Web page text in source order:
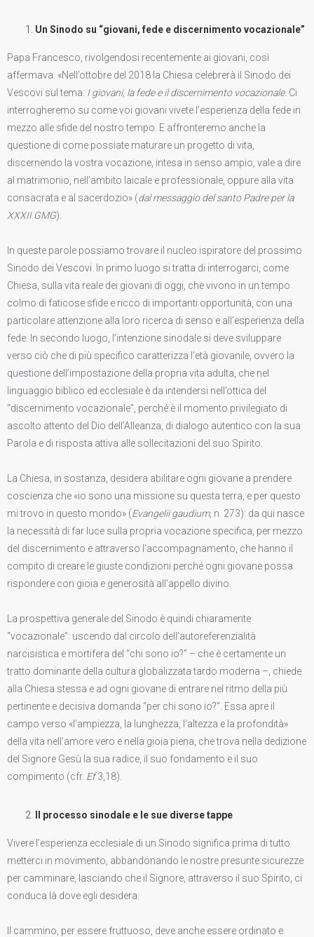
Un Sinodo su “giovani, fede e discernimento vocazionale”
Papa Francesco, rivolgendosi recentemente ai giovani, così
affermava: «Nell’ottobre del 2018 la Chiesa celebrerà il Sinodo dei
Vescovi sul tema: I giovani, la fede e il discernimento vocazionale. Ci
interrogheremo su come voi giovani vivete l’esperienza della fede in
mezzo alle sfide del nostro tempo. E affronteremo anche la
questione di come possiate maturare un progetto di vita,
discernendo la vostra vocazione, intesa in senso ampio, vale a dire
al matrimonio, nell’ambito laicale e professionale, oppure alla vita
consacrata e al sacerdozio» (dal messaggio del santo Padre per la
XXXII GMG).
In queste parole possiamo trovare il nucleo ispiratore del prossimo
Sinodo dei Vescovi. In primo luogo si tratta di interrogarci, come
Chiesa, sulla vita reale dei giovani di oggi, che vivono in un tempo
colmo di faticose sfide e ricco di importanti opportunità, con una
particolare attenzione alla loro ricerca di senso e all’esperienza della
fede. In secondo luogo, l’intenzione sinodale si deve sviluppare
verso ciò che di più specifico caratterizza l’età giovanile, ovvero la
questione dell’impostazione della propria vita adulta, che nel
linguaggio biblico ed ecclesiale è da intendersi nell’ottica del
“discernimento vocazionale”, perché è il momento privilegiato di
ascolto attento del Dio dell’Alleanza, di dialogo autentico con la sua
Parola e di risposta attiva alle sollecitazioni del suo Spirito.
La Chiesa, in sostanza, desidera abilitare ogni giovane a prendere
coscienza che «io sono una missione su questa terra, e per questo
mi trovo in questo mondo» (Evangelii gaudium, n. 273): da qui nasce
la necessità di far luce sulla propria vocazione specifica, per mezzo
del discernimento e attraverso l’accompagnamento, che hanno il
compito di creare le giuste condizioni perché ogni giovane possa
rispondere con gioia e generosità all’appello divino.
La prospettiva generale del Sinodo è quindi chiaramente
“vocazionale”: uscendo dal circolo dell’autoreferenzialità
narcisistica e mortifera del “chi sono io?” – che è certamente un
tratto dominante della cultura globalizzata tardo moderna –, chiede
alla Chiesa stessa e ad ogni giovane di entrare nel ritmo della più
pertinente e decisiva domanda “per chi sono io?”. Essa apre il
campo verso «l’ampiezza, la lunghezza, l’altezza e la profondità»
della vita nell’amore vero e nella gioia piena, che trova nella dedizione
del Signore Gesù la sua radice, il suo fondamento e il suo
compimento (cfr. Ef3,18).
Il processo sinodale e le sue diverse tappe
Vivere l’esperienza ecclesiale di un Sinodo significa prima di tutto
metterci in movimento, abbandonando le nostre presunte sicurezze
per camminare, lasciando che il Signore, attraverso il suo Spirito, ci
conduca là dove egli desidera.
Il cammino, per essere fruttuoso, deve anche essere ordinato e